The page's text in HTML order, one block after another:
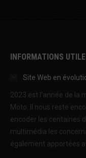
INFORMATIONS
Site Web en
2023 est l'année de la
Moto. Il nous reste
encoder les centaines
multimédia les
également apportées